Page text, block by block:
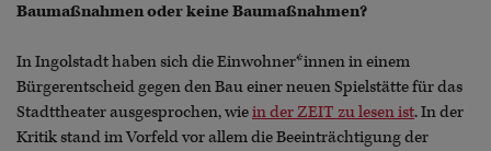
Baumaßnahmen oder keine Baumaßnahmen?
In Ingolstadt haben sich die Einwohner*innen in einem
Bürgerentscheid gegen den Bau einer neuen Spielstätte für das
Stadttheater ausgesprochen, wiein der ZEIT zu lesen ist. In der
Kritik stand im Vorfeld vor allem die Beeinträchtigung der